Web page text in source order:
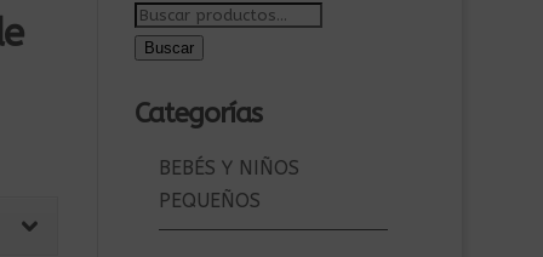
Buscar
por:
Buscar
Categorías
BEBÉS Y NIÑOS
PEQUEÑOS